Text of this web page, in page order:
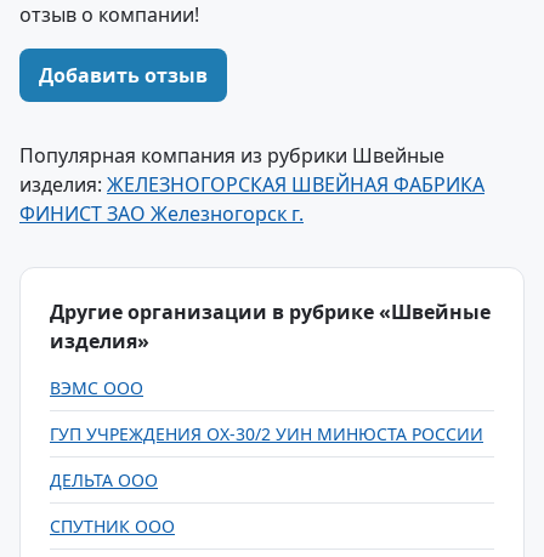
отзыв о компании!
Добавить отзыв
Популярная компания из рубрики Швейные
изделия: ЖЕЛЕЗНОГОРСКАЯ ШВЕЙНАЯ ФАБРИКА
ФИНИСТ ЗАО Железногорск г.
Другие организации в рубрике «Швейные
изделия»
ВЭМС ООО
ГУП УЧРЕЖДЕНИЯ ОХ-30/2 УИН МИНЮСТА РОССИИ
ДЕЛЬТА ООО
СПУТНИК ООО